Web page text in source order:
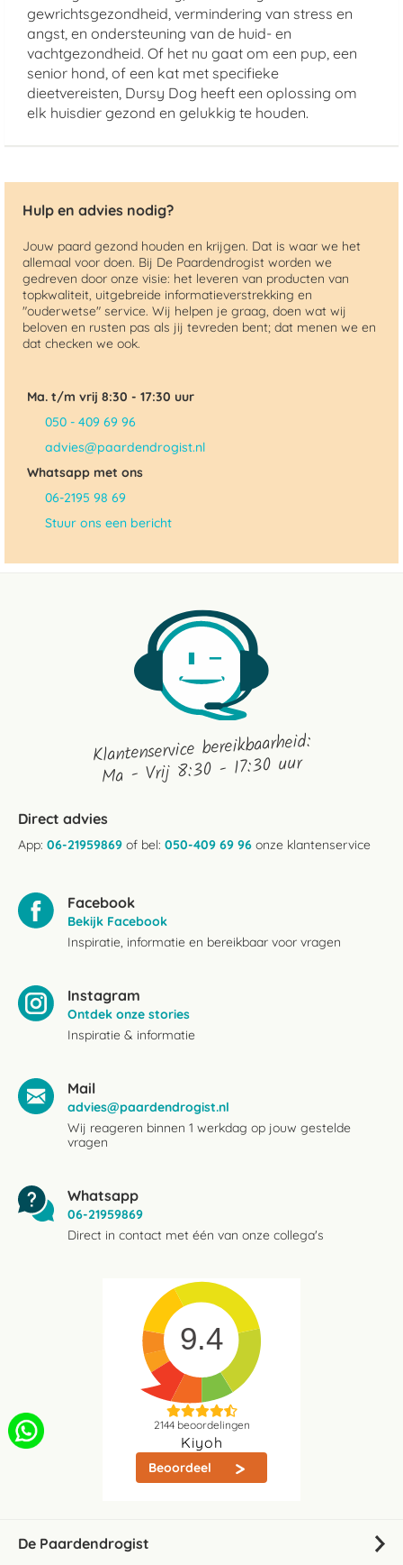
gewrichtsgezondheid, vermindering van stress en
angst, en ondersteuning van de huid- en
vachtgezondheid. Of het nu gaat om een pup, een
senior hond, of een kat met specifieke
dieetvereisten, Dursy Dog heeft een oplossing om
elk huisdier gezond en gelukkig te houden.
Hulp en advies nodig?
Jouw paard gezond houden en krijgen. Dat is waar we het
allemaal voor doen. Bij De Paardendrogist worden we
gedreven door onze visie: het leveren van producten van
topkwaliteit, uitgebreide informatieverstrekking en
"ouderwetse" service. Wij helpen je graag, doen wat wij
beloven en rusten pas als jij tevreden bent; dat menen we en
dat checken we ook.
Ma. t/m vrij 8:30 - 17:30 uur
050 - 409 69 96
advies@paardendrogist.nl
Whatsapp met ons
06-2195 98 69
Stuur ons een bericht
Klantenservice bereikbaarheid:
Ma - Vrij 8:30 - 17:30 uur
Direct advies
App: 06-21959869 of bel: 050-409 69 96 onze klantenservice
Facebook
Bekijk Facebook
Inspiratie, informatie en bereikbaar voor vragen
Instagram
Ontdek onze stories
Inspiratie & informatie
Mail
advies@paardendrogist.nl
Wij reageren binnen 1 werkdag op jouw gestelde
vragen
Whatsapp
06-21959869
Direct in contact met één van onze collega's
9.4
2144beoordelingen
Kiyoh
Beoordeel
De Paardendrogist